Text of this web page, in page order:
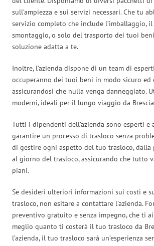
sull’ampiezza e sui servizi necessari. Che tu
servizio completo che include l’imballaggio,
smontaggio, o solo del trasporto dei tuoi
soluzione adatta a te.
Inoltre, l’azienda dispone di un team di
occuperanno dei tuoi beni in modo sicuro ed
assicurandosi che nulla venga danneggiato.
moderni, ideali per il lungo viaggio da
Tutti i dipendenti dell’azienda sono esperti e
garantire un processo di trasloco senza
di gestire ogni aspetto del tuo trasloco, dalla
al giorno del trasloco, assicurando che tutto
piani.
Se desideri ulteriori informazioni sui costi e
trasloco, non esitare a contattare l’azienda.
preventivo gratuito e senza impegno, che ti
meglio quanto ti costerà il tuo trasloco da
l’azienda, il tuo trasloco sarà un’esperienza